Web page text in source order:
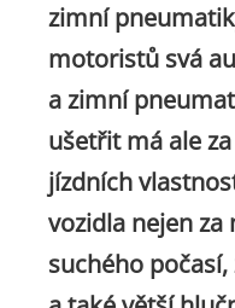
zimní
motoristů svá
a zimní
ušetřit má ale
jízdních
vozidla nejen za
suchého